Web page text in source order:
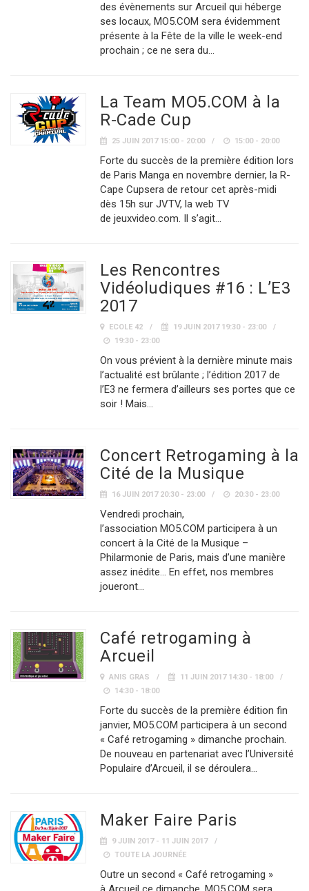
des évènements sur Arcueil qui héberge
ses locaux, MO5.COM sera évidemment
présente à la Fête de la ville le week-end
prochain ; ce ne sera du…
La Team MO5.COM à la
R-Cade Cup
25 JUIN 2017 15:00 - 20:00 15:00 - 20:00
Forte du succès de la première édition lors
de Paris Manga en novembre dernier, la R-
Cape Cupsera de retour cet après-midi
dès 15h sur JVTV, la web TV
de jeuxvideo.com. Il s’agit…
Les Rencontres
Vidéoludiques #16 : L’E3
2017
ECOLE 42
19 JUIN 2017 19:30 - 23:00
19:30 - 23:00
On vous prévient à la dernière minute mais
l’actualité est brûlante ; l’édition 2017 de
l’E3 ne fermera d’ailleurs ses portes que ce
soir ! Mais…
Concert Retrogaming à la
Cité de la Musique
16 JUIN 2017 20:30 - 23:00 20:30 - 23:00
Vendredi prochain,
l’association MO5.COM participera à un
concert à la Cité de la Musique –
Philarmonie de Paris, mais d’une manière
assez inédite… En effet, nos membres
joueront…
Café retrogaming à
Arcueil
ANIS GRAS
11 JUIN 2017 14:30 - 18:00
14:30 - 18:00
Forte du succès de la première édition fin
janvier, MO5.COM participera à un second
« Café retrogaming » dimanche prochain.
De nouveau en partenariat avec l’Université
Populaire d’Arcueil, il se déroulera…
Maker Faire Paris
9 JUIN 2017 - 11 JUIN 2017
TOUTE LA JOURNÉE
Outre un second « Café retrogaming »